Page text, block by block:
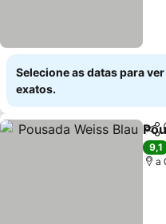
Selecione as datas para
exatos.
9,1
a